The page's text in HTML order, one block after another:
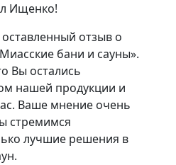
Ищенко!
отзыв о
бани и сауны».
Вы остались
нашей продукции и
Ваше мнение очень
стремимся
лучшие решения в